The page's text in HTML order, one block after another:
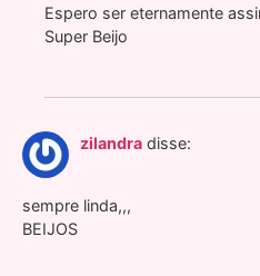
Espero ser eternamente
Super Beijo
zilandra disse:
sempre linda,,,
BEIJOS